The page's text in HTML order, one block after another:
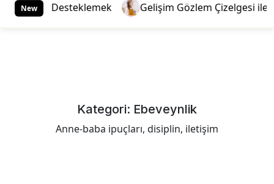
New Gelişim Gözlem Çizelgesi ile 0-5 Yaş Takibi:
Kategori: Ebeveynlik
Anne-baba ipuçları, disiplin, iletişim